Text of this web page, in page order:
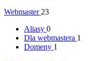
Webmaster 23
Aliasy 0
Dla webmastera 1
Domeny 1